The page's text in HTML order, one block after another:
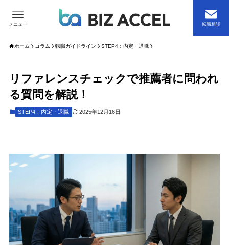
転職相談
メニュー
ホーム コラム 転職ガイドライン STEP4：内定・退職
リファレンスチェックで推薦者に問われ
る質問を解説！
STEP4：内定・退職 2025年12月16日